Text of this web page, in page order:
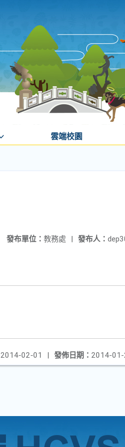
雲端校園
發布人：
發布單位： 教務處 |
發佈日期： 2014-01-
2014-02-01 |